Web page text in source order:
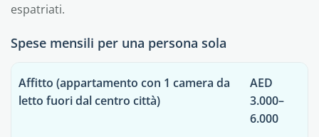
espatriati.
Spese mensili per una persona sola
Affitto (appartamento con 1 camera da
letto fuori dal centro città)
AED
3.000–
6.000